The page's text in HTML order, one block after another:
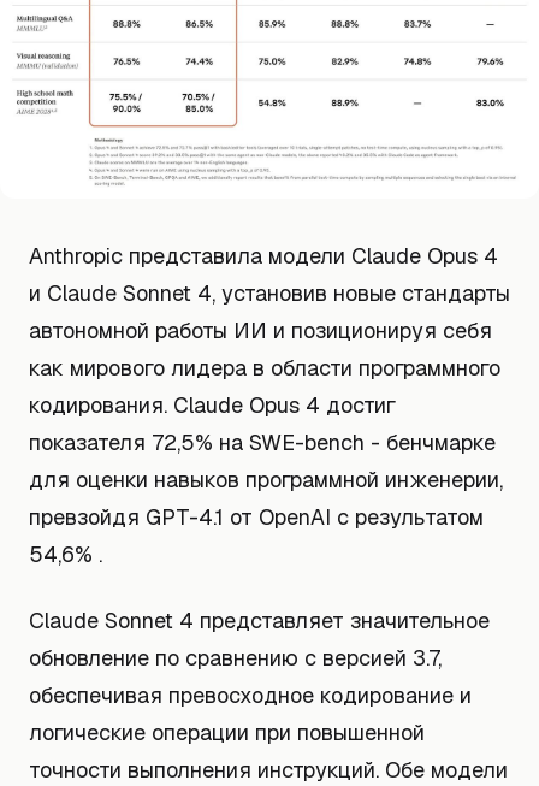
Anthropic представила модели Claude Opus 4
и Claude Sonnet 4, установив новые стандарты
автономной работы ИИ и позиционируя себя
как мирового лидера в области программного
кодирования. Claude Opus 4 достиг
показателя 72,5% на SWE-bench - бенчмарке
для оценки навыков программной инженерии,
превзойдя GPT-4.1 от OpenAI с результатом
54,6% .
Claude Sonnet 4 представляет значительное
обновление по сравнению с версией 3.7,
обеспечивая превосходное кодирование и
логические операции при повышенной
точности выполнения инструкций. Обе модели